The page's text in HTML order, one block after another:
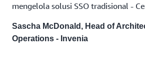
mengelola solusi SSO tradisional -
Sascha McDonald, Head of
Operations - Invenia